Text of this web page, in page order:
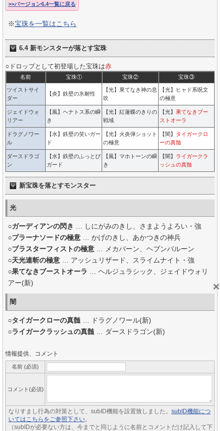
>>バージョン6.4一覧に戻る
※宝珠を一覧はこちら
6.4 新モンスターが落とす宝珠
○ドロップとして初登場した宝珠は赤
名前 宝珠① 宝珠② 宝珠③
ツイストサイ
ダー
【炎】鉄壁の氷耐性
【光】果てなき神の息
吹
【光】ヒャド系呪文
の極意
ジェイドウォ
リアー
【風】ヘナトス系の瞬
き
【光】紅蓮蝶のきりの
戦域
【光】 果てなきブー
ストオーラ
ドラグノワー
ル
【水】鉄壁の笑いガー
ド
【光】火炎弾ショット
の極意
【闇】 タイガークロ
ーの真髄
ダースドラゴ
ン
【水】鉄壁のふっとび
ガード
【風】マホトーンの瞬
き
【闇】 ライガークラ
ッシュの真髄
新宝珠を落とすモンスター
光
○ガーディアンの閃き
… しにがみのきし、さまようよろい・強
○プラーナソードの極意
… かげのきし、あかつきの神兵
○ブラスターフィストの極意
… メカバーン、ヘブンバルーン
○天光連斬の極意 … アッシュリザード、スライムナイト・強
○果てなきブーストオーラ
… ヘルジュラシック、ジェイドウォリ
アー(新)
闇
○タイガークローの真髄 … ドラグノワール(新)
○ライガークラッシュの真髄 … ダースドラゴン(新)
情報提供、コメント
名前 (必須)
コメント(必須)
なりすまし行為の対策として、subID機能を設置致しました。 subID機能につ
いてはこちらをご参照下さい。
（subIDが必要ない方は、今までと同じように名前とコメントだけ記入して下